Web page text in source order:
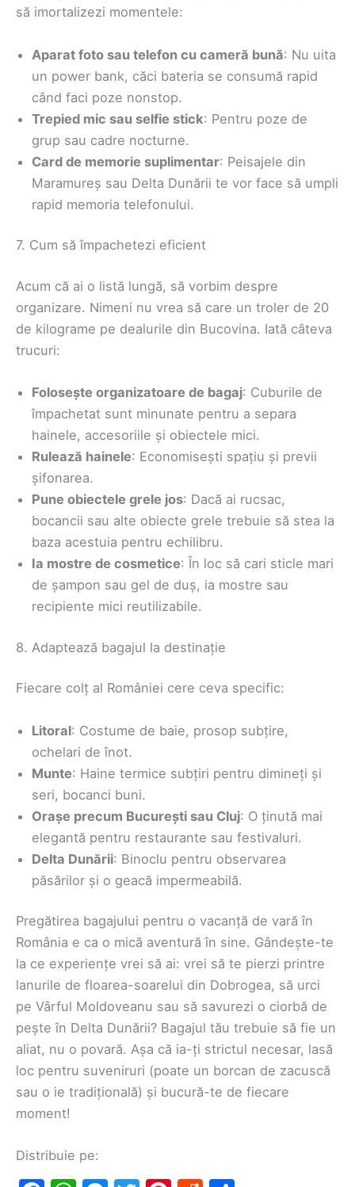
să imortalizezi momentele:
Aparat foto sau telefon cu cameră bună: Nu uita
un power bank, căci bateria se consumă rapid
când faci poze nonstop.
Trepied mic sau selfie stick: Pentru poze de
grup sau cadre nocturne.
Card de memorie suplimentar: Peisajele din
Maramureș sau Delta Dunării te vor face să umpli
rapid memoria telefonului.
7. Cum să împachetezi eficient
Acum că ai o listă lungă, să vorbim despre
organizare. Nimeni nu vrea să care un troler de 20
de kilograme pe dealurile din Bucovina. Iată câteva
trucuri:
Folosește organizatoare de bagaj: Cuburile de
împachetat sunt minunate pentru a separa
hainele, accesoriile și obiectele mici.
Rulează hainele: Economisești spațiu și previi
șifonarea.
Pune obiectele grele jos: Dacă ai rucsac,
bocancii sau alte obiecte grele trebuie să stea la
baza acestuia pentru echilibru.
Ia mostre de cosmetice: În loc să cari sticle mari
de șampon sau gel de duș, ia mostre sau
recipiente mici reutilizabile.
8. Adaptează bagajul la destinație
Fiecare colț al României cere ceva specific:
Litoral: Costume de baie, prosop subțire,
ochelari de înot.
Munte: Haine termice subțiri pentru dimineți și
seri, bocanci buni.
Orașe precum București sau Cluj: O ținută mai
elegantă pentru restaurante sau festivaluri.
Delta Dunării: Binoclu pentru observarea
păsărilor și o geacă impermeabilă.
Pregătirea bagajului pentru o vacanță de vară în
România e ca o mică aventură în sine. Gândește-te
la ce experiențe vrei să ai: vrei să te pierzi printre
lanurile de floarea-soarelui din Dobrogea, să urci
pe Vârful Moldoveanu sau să savurezi o ciorbă de
pește în Delta Dunării? Bagajul tău trebuie să fie un
aliat, nu o povară. Așa că ia-ți strictul necesar, lasă
loc pentru suveniruri (poate un borcan de zacuscă
sau o ie tradițională) și bucură-te de fiecare
moment!
Distribuie pe: